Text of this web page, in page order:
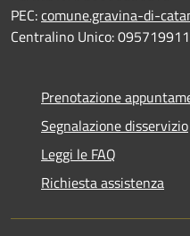
PEC:comune.gravina-di-
Centralino Unico:
Prenotazione
Segnalazione disservizio
Leggi le FAQ
Richiesta assistenza